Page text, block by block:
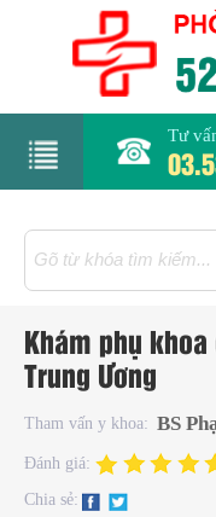
Tư
Khám phụ
Trung Ương
Tham vấn y khoa: BS
Đánh giá:
Chia sẻ: